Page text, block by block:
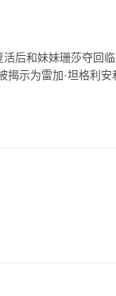
后和妹妹珊莎夺回
示为雷加·坦格利